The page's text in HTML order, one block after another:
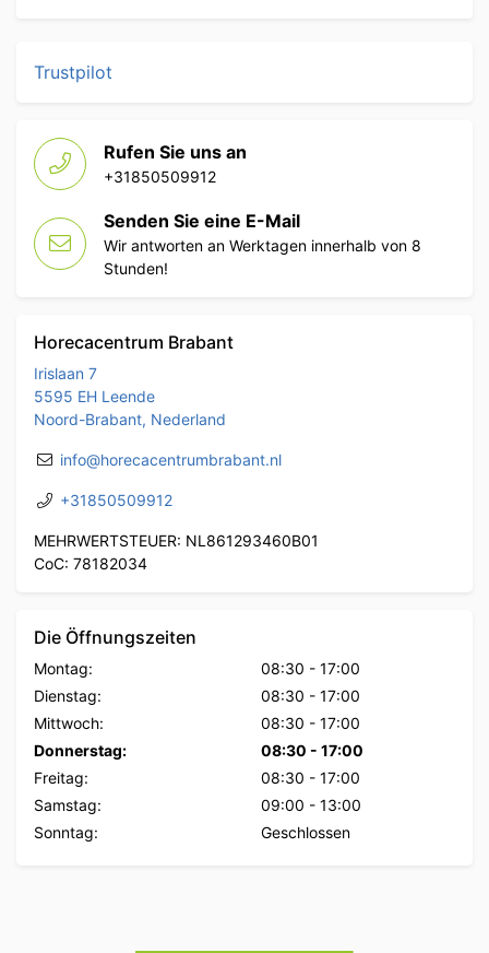
Trustpilot
Rufen Sie uns an
+31850509912
Senden Sie eine E-Mail
Wir antworten an Werktagen innerhalb von 8
Stunden!
Horecacentrum Brabant
Irislaan 7
5595 EH Leende
Noord-Brabant, Nederland
info@horecacentrumbrabant.nl
+31850509912
MEHRWERTSTEUER: NL861293460B01
CoC: 78182034
Die Öffnungszeiten
Montag: 08:30 - 17:00
Dienstag:
08:30 - 17:00
Mittwoch:
08:30 - 17:00
Donnerstag:
08:30 - 17:00
Freitag:
08:30 - 17:00
Samstag:
09:00 - 13:00
Sonntag:
Geschlossen